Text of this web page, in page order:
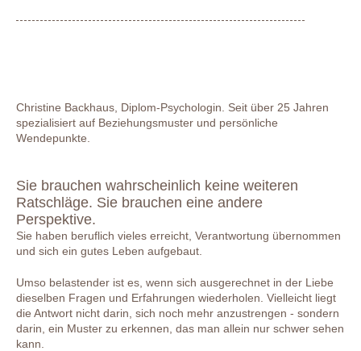
Bitte loggen Sie sich ein. Das Passwort wird Ihnen
Christine Backhaus, Diplom-Psychologin. Seit über 25 Jahren
spezialisiert auf Beziehungsmuster und persönliche
Wendepunkte.
Sie brauchen wahrscheinlich keine weiteren
Ratschläge. Sie brauchen eine andere
Perspektive.
Sie haben beruflich vieles erreicht, Verantwortung übernommen
und sich ein gutes Leben aufgebaut.
Umso belastender ist es, wenn sich ausgerechnet in der Liebe
dieselben Fragen und Erfahrungen wiederholen. Vielleicht liegt
die Antwort nicht darin, sich noch mehr anzustrengen - sondern
darin, ein Muster zu erkennen, das man allein nur schwer sehen
kann.